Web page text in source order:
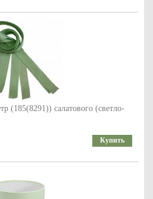
(185(8291)) салатового (светло-
Купить